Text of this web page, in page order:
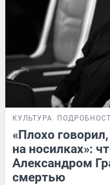
КУЛЬТУРА
«Плохо
на носилках»:
Александром
смертью